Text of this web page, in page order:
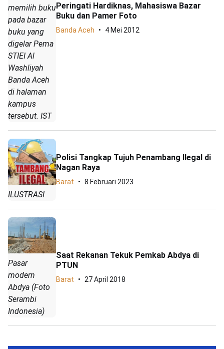
memilih buku
pada bazar
buku yang
digelar Pema
STIEI Al
Washliyah
Banda Aceh
di halaman
kampus
tersebut. IST
Peringati Hardiknas, Mahasiswa Bazar
Buku dan Pamer Foto
Banda Aceh 4 Mei 2012
ILUSTRASI
Polisi Tangkap Tujuh Penambang Ilegal di
Nagan Raya
Barat 8 Februari 2023
Pasar
modern
Abdya (Foto
Serambi
Indonesia)
Saat Rekanan Tekuk Pemkab Abdya di
PTUN
Barat 27 April 2018